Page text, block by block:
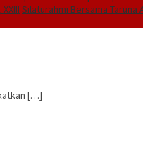
Silaturahmi Bersama
[…]